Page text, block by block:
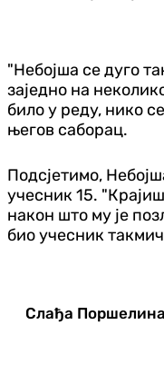
"Небојша се дуго
заједно на
било у реду, нико
његов саборац.
Подсјетимо,
учесник 15.
након што му је
био учесник
Слађа